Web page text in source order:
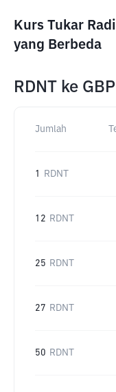
Kurs Tukar
yang Berbeda
RDNT ke GBP
Jumlah
1 RDNT
12 RDNT
25 RDNT
27 RDNT
50 RDNT